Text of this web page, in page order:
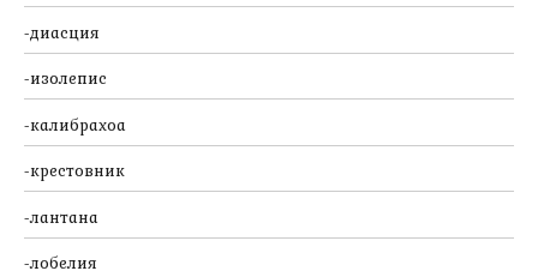
диасция
изолепис
калибрахоа
крестовник
лантана
лобелия